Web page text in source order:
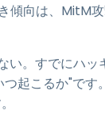
傾向は、MitM
。すでにハッ
起こるか"で